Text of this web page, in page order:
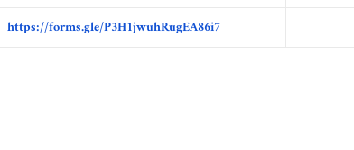
https://forms.gle/P3H1jwuhRugEA86i7